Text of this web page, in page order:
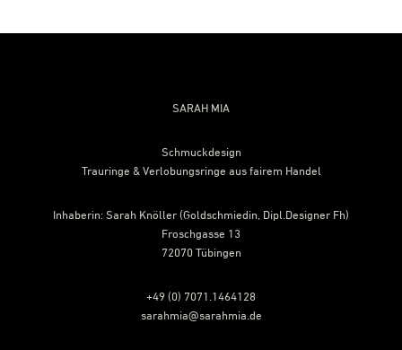
SARAH MIA
Schmuckdesign
Trauringe & Verlobungsringe aus fairem Handel
Inhaberin: Sarah Knöller (Goldschmiedin, Dipl.Designer Fh)
Froschgasse 13
72070 Tübingen
+49 (0) 7071.1464128
sarahmia@sarahmia.de